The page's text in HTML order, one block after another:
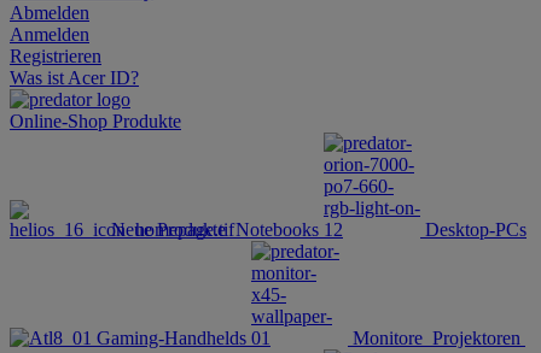
Abmelden
Anmelden
Registrieren
Was ist Acer ID?
Online-Shop Produkte
Neue Produkte Notebooks Desktop-PCs
Gaming-Handhelds Monitore Projektoren